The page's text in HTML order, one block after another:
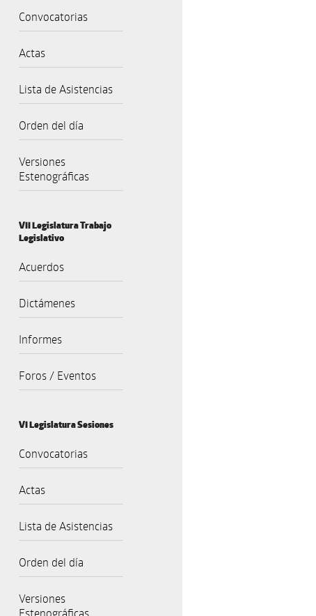
Convocatorias
Actas
Lista de Asistencias
Orden del día
Versiones
Estenográficas
VII Legislatura Trabajo
Legislativo
Acuerdos
Dictámenes
Informes
Foros / Eventos
VI Legislatura Sesiones
Convocatorias
Actas
Lista de Asistencias
Orden del día
Versiones
Estenográficas